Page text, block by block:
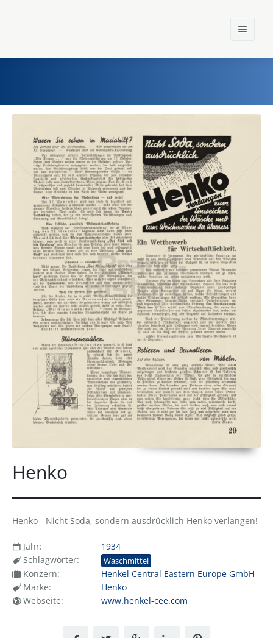
Einst und Heute
Marken
Konzerne
Epoche
Henko
Henko - Nicht Soda, sondern ausdrücklich Henko verlangen!
Jahr:
1934
Schlagwörter:
Waschmittel
Konzern:
Henkel Central Eastern Europe GmbH
Marke:
Henko
Webseite:
www.henkel-cee.com